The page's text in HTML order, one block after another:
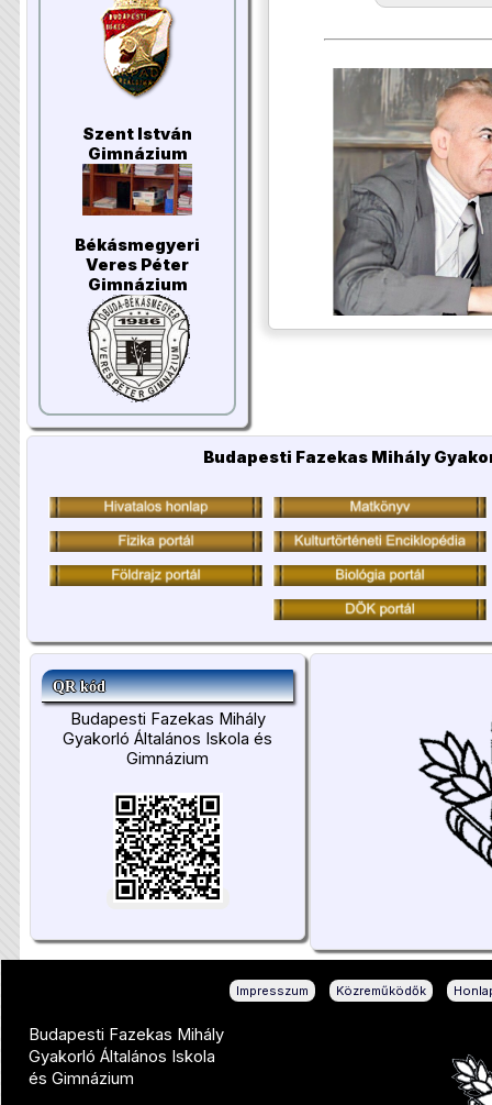
Szent István
Gimnázium
Békásmegyeri
Veres Péter
Gimnázium
Budapesti Fazekas Mihály
QR kód
Budapesti Fazekas Mihály
Gyakorló Általános Iskola és
Gimnázium
Impresszum Közreműködők
Budapesti Fazekas Mihály
Gyakorló Általános Iskola
és Gimnázium